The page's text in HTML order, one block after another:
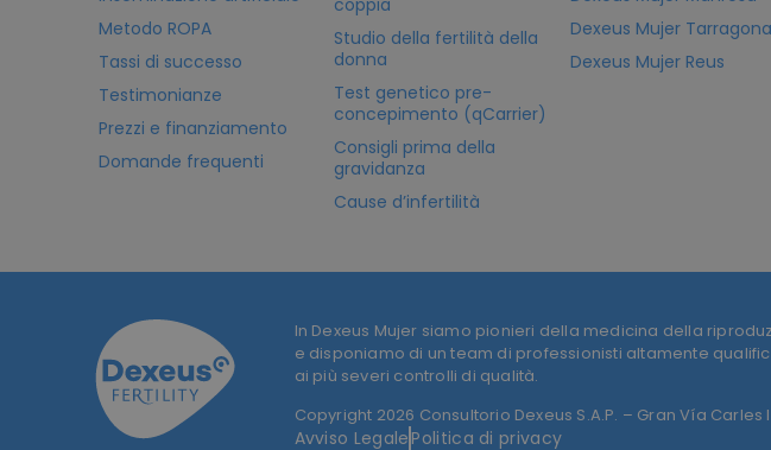
Metodo ROPA
Tassi di successo
Testimonianze
Prezzi e finanziamento
Domande frequenti
Studio della fertilità della
donna
Test genetico pre-
concepimento (qCarrier)
Consigli prima della
gravidanza
Cause d’infertilità
Dexeus Mujer Tarragona
Dexeus Mujer Reus
In Dexeus Mujer siamo pionieri della medicina della
e disponiamo di un team di professionisti altamente
ai più severi controlli di qualità.
Copyright 2026 Consultorio Dexeus S.A.P. – Gran Vía Carles
Avviso Legale Politica di privacy